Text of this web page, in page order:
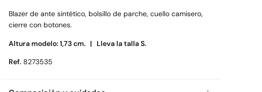
Blazer de ante sintético, bolsillo de parche, cuello camisero,
cierre con botones.
Altura modelo: 1,73 cm. | Lleva la talla S.
Ref. 8273535